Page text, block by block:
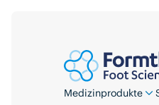
Medizinprodukte